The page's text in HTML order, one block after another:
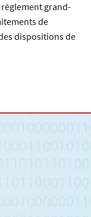
grand-
de
dispositions de